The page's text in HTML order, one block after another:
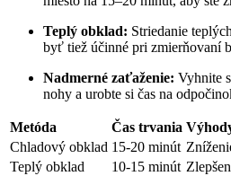
Teplý obklad: Striedanie
byť tiež účinné pri zmierňovaní
Nadmerné zaťaženie: Vyhnite
nohy a urobte si čas na
Metóda Čas trvania
Chladový obklad 15-20 minút
Teplý obklad
10-15 minút